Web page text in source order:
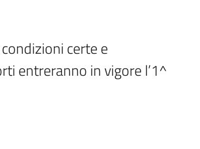
certe e
entreranno in vigore l’1^